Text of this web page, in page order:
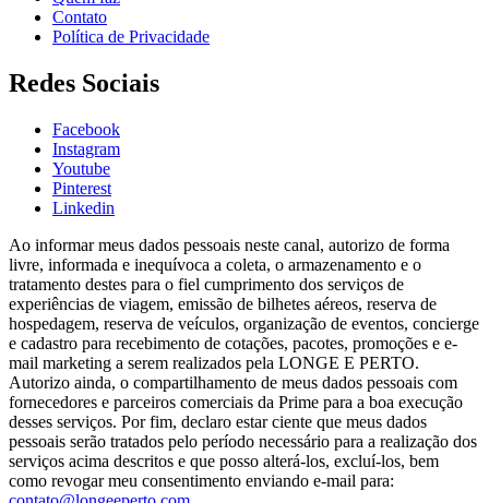
Contato
Política de Privacidade
Redes Sociais
Facebook
Instagram
Youtube
Pinterest
Linkedin
Ao informar meus dados pessoais neste canal, autorizo de forma
livre, informada e inequívoca a coleta, o armazenamento e o
tratamento destes para o fiel cumprimento dos serviços de
experiências de viagem, emissão de bilhetes aéreos, reserva de
hospedagem, reserva de veículos, organização de eventos, concierge
e cadastro para recebimento de cotações, pacotes, promoções e e-
mail marketing a serem realizados pela LONGE E PERTO.
Autorizo ainda, o compartilhamento de meus dados pessoais com
fornecedores e parceiros comerciais da Prime para a boa execução
desses serviços. Por fim, declaro estar ciente que meus dados
pessoais serão tratados pelo período necessário para a realização dos
serviços acima descritos e que posso alterá-los, excluí-los, bem
como revogar meu consentimento enviando e-mail para: